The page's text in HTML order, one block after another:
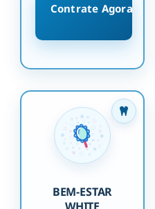
Contrate Agora
BEM-ESTAR